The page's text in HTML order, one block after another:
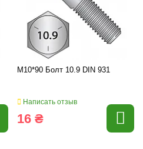
M10*90 Болт 10.9 DIN 931
Написать отзыв
16 ₴